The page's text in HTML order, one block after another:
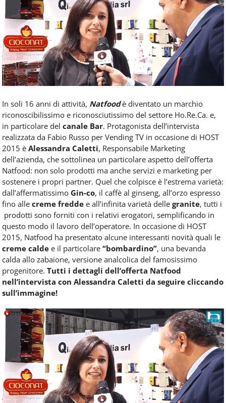
Service
e
tutte
le
novità
del
comparto
Horeca.
In soli 16 anni di attività, Natfoodè diventato un marchio
riconoscibilissimo e riconosciutissimo del settore Ho.Re.Ca. e,
in particolare del canale Bar. Protagonista dell’intervista
realizzata da Fabio Russo per Vending TV in occasione di HOST
2015 è Alessandra Caletti, Responsabile Marketing
dell’azienda, che sottolinea un particolare aspetto dell’offerta
Natfood: non solo prodotti ma anche servizi e marketing per
sostenere i propri partner. Quel che colpisce è l’estrema varietà:
dall’affermatissimo Gin-co, il caffè al ginseng, all’orzo espresso
fino alle creme fredde e all’infinita varietà delle granite, tutti i
prodotti sono forniti con i relativi erogatori, semplificando in
questo modo il lavoro dell’operatore. In occasione di HOST
2015, Natfood ha presentato alcune interessanti novità quali le
creme calde e il particolare “bombardino”, una bevanda
calda allo zabaione, versione analcolica del famosissimo
progenitore. Tutti i dettagli dell’offerta Natfood
nell’intervista con Alessandra Caletti da seguire cliccando
sull’immagine!